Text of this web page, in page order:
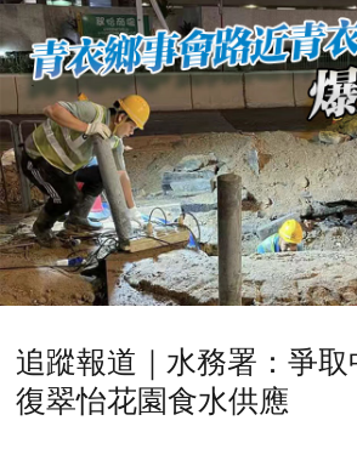
追蹤報道｜水務署：爭
復翠怡花園食水供應